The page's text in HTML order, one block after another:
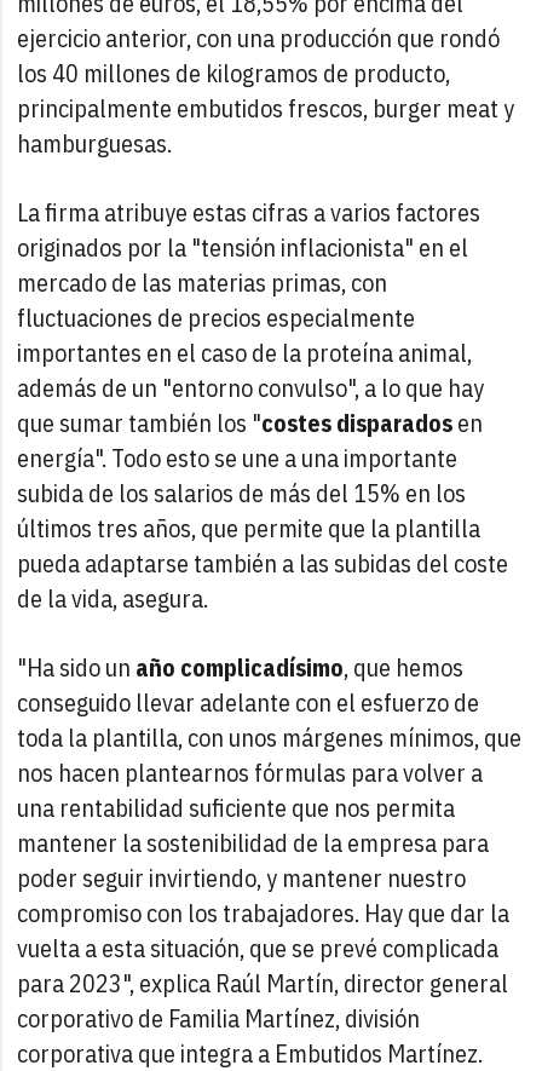
ejercicio anterior, con una producción que rondó
los 40 millones de kilogramos de producto,
principalmente embutidos frescos, burger meat y
hamburguesas.
La firma atribuye estas cifras a varios factores
originados por la "tensión inflacionista" en el
mercado de las materias primas, con
fluctuaciones de precios especialmente
importantes en el caso de la proteína animal,
además de un "entorno convulso", a lo que hay
que sumar también los "costes disparadosen
energía". Todo esto se une a una importante
subida de los salarios de más del 15% en los
últimos tres años, que permite que la plantilla
pueda adaptarse también a las subidas del coste
de la vida, asegura.
"Ha sido un año complicadísimo, que hemos
conseguido llevar adelante con el esfuerzo de
toda la plantilla, con unos márgenes mínimos, que
nos hacen plantearnos fórmulas para volver a
una rentabilidad suficiente que nos permita
mantener la sostenibilidad de la empresa para
poder seguir invirtiendo, y mantener nuestro
compromiso con los trabajadores. Hay que dar la
vuelta a esta situación, que se prevé complicada
para 2023", explica Raúl Martín, director general
corporativo de Familia Martínez, división
corporativa que integra a Embutidos Martínez.